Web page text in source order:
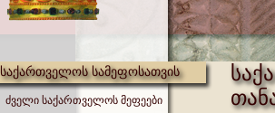
საქართველოს სამეფოსათვის
ძველი საქართველოს მეფეები